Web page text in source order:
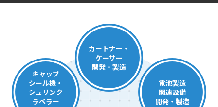
カートナー・
ケーサー
開発・製造
キャップ
シール機・
シュリンク
ラベラー
電池製造
関連設備
開発・製造